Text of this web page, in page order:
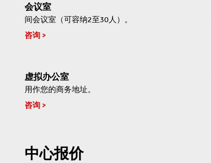
会议室
间会议室（可容纳2至30人）。
咨询
虚拟办公室
用作您的商务地址。
咨询
中心报价